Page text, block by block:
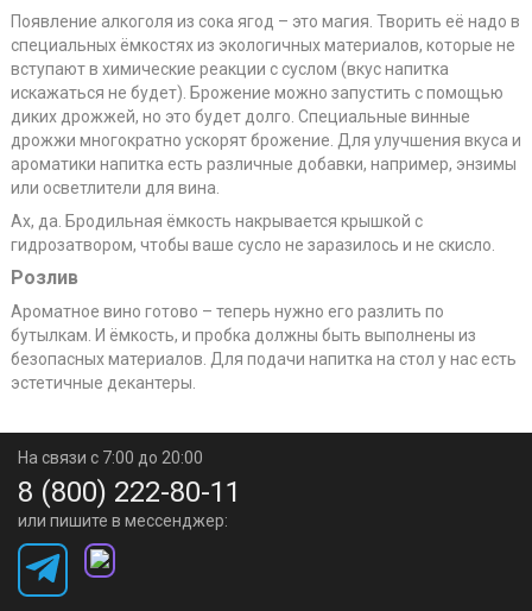
Появление алкоголя из сока ягод – это магия. Творить её надо в
специальных ёмкостях из экологичных материалов, которые не
вступают в химические реакции с суслом (вкус напитка
искажаться не будет). Брожение можно запустить с помощью
диких дрожжей, но это будет долго. Специальные винные
дрожжи многократно ускорят брожение. Для улучшения вкуса и
ароматики напитка есть различные добавки, например, энзимы
или осветлители для вина.
Ах, да. Бродильная ёмкость накрывается крышкой с
гидрозатвором, чтобы ваше сусло не заразилось и не скисло.
Розлив
Ароматное вино готово – теперь нужно его разлить по
бутылкам. И ёмкость, и пробка должны быть выполнены из
безопасных материалов. Для подачи напитка на стол у нас есть
эстетичные декантеры.
На связи с 7:00 до 20:00
8 (800) 222-80-11
или пишите в мессенджер: